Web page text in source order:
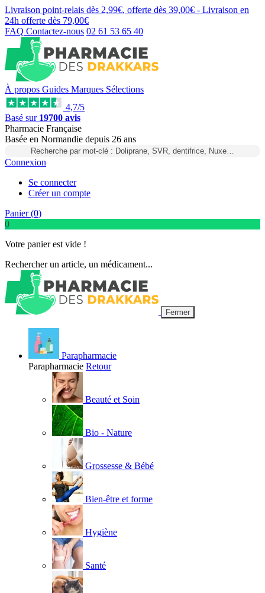
Livraison point-relais dès 2,99€, offerte dès 39,00€ - Livraison en
24h offerte dès 79,00€
FAQ Contactez-nous 02 61 53 65 40
À propos Guides Marques Sélections
4,7/5
Basé sur 19700 avis
Pharmacie Française
Basée en Normandie depuis 26 ans
Recherche par mot-clé : Doliprane, SVR, dentifrice, Nuxe…
Connexion
Se connecter
Créer un compte
Panier (0)
0
Votre panier est vide !
Rechercher un article, un médicament...
Fermer
Parapharmacie
Parapharmacie Retour
Beauté et Soin
Bio - Nature
Grossesse & Bébé
Bien-être et forme
Hygiène
Santé